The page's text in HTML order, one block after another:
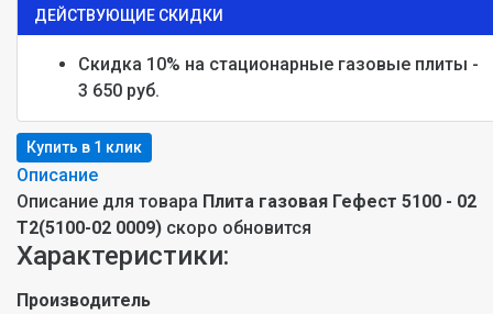
ДЕЙСТВУЮЩИЕ СКИДКИ
Скидка 10% на стационарные газовые плиты -
3 650 руб.
Описание
Описание для товара Плита газовая Гефест 5100 - 02
Т2(5100-02 0009) скоро обновится
Характеристики:
Производитель